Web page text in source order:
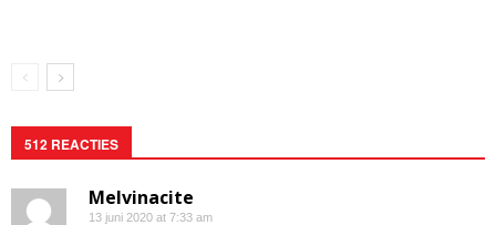
512 REACTIES
Melvinacite
13 juni 2020 at 7:33 am